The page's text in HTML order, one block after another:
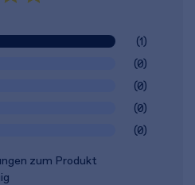
(1)
(0)
(0)
(0)
(0)
zum Produkt